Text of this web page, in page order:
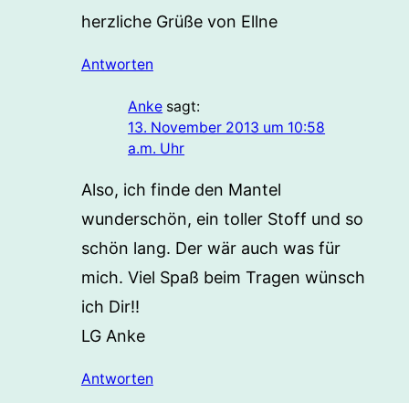
herzliche Grüße von Ellne
Antworten
Anke sagt:
13. November 2013 um 10:58
a.m. Uhr
Also, ich finde den Mantel
wunderschön, ein toller Stoff und so
schön lang. Der wär auch was für
mich. Viel Spaß beim Tragen wünsch
ich Dir!!
LG Anke
Antworten